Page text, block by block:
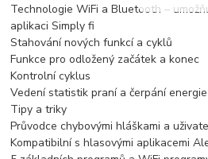
Technologie WiFi a Bluetooth –
aplikaci Simply fi
Stahování nových funkcí a cyklů
Funkce pro odložený začátek a konec
Kontrolní cyklus
Vedení statistik praní a čerpání energie
Tipy a triky
Průvodce chybovými hláškami a
Kompatibilní s hlasovými aplikacemi